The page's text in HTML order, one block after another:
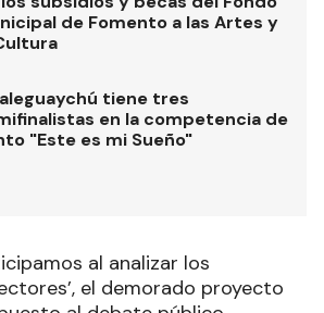
de Fomento a las Artes y
tiene tres
en la competencia de
"Este es mi Sueño"
al analizar los
el demorado proyecto